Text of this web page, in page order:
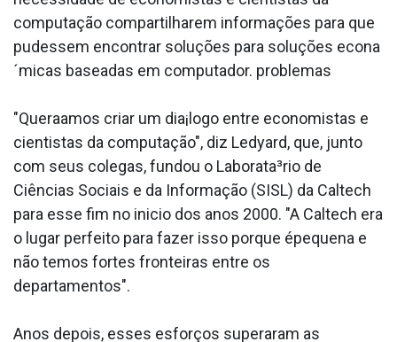
computação compartilharem informações para que
pudessem encontrar soluções para soluções econa
´micas baseadas em computador. problemas
"Quera­amos criar um dia¡logo entre economistas e
cientistas da computação", diz Ledyard, que, junto
com seus colegas, fundou o Laborata³rio de
Ciências Sociais e da Informação (SISL) da Caltech
para esse fim no ini­cio dos anos 2000. "A Caltech era
o lugar perfeito para fazer isso porque épequena e
não temos fortes fronteiras entre os
departamentos".
Anos depois, esses esforços superaram as